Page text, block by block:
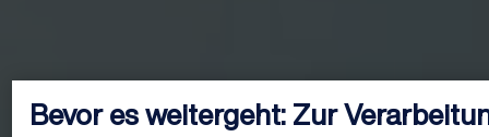
Bevor es weitergeht: Zur